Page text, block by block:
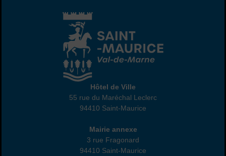
Hôtel de Ville
Hôtel de Ville
55 rue du Maréchal Leclerc
94410 Saint-Maurice
Annexe
Mairie annexe
3 rue Fragonard
94410 Saint-Maurice